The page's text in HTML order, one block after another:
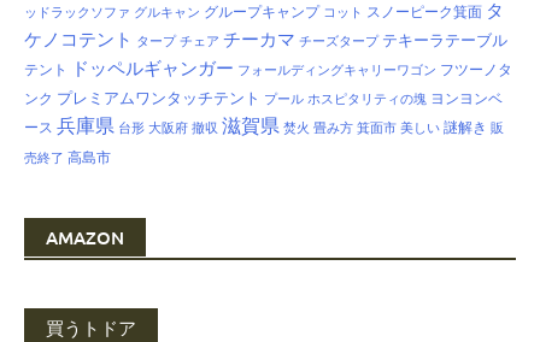
ッドラックソファ グルキャン グループキャンプ コット スノーピーク箕面 タ
ケノコテント タープ チェア チーカマ チーズタープ テキーラテーブル
テント ドッペルギャンガー フォールディングキャリーワゴン フツーノタ
ンク プレミアムワンタッチテント プール ホスピタリティの塊 ヨンヨンベ
ース 兵庫県 台形 大阪府 撤収 滋賀県 焚火 畳み方 箕面市 美しい 謎解き 販
売終了 高島市
AMAZON
買うトドア